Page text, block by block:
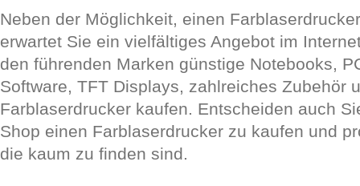
Neben der Möglichkeit, einen
erwartet Sie ein vielfältiges Angebot im
den führenden Marken günstige Notebooks,
Software, TFT Displays, zahlreiches Zubehör
Farblaserdrucker kaufen. Entscheiden auch
Shop einen Farblaserdrucker zu kaufen und
die kaum zu finden sind.